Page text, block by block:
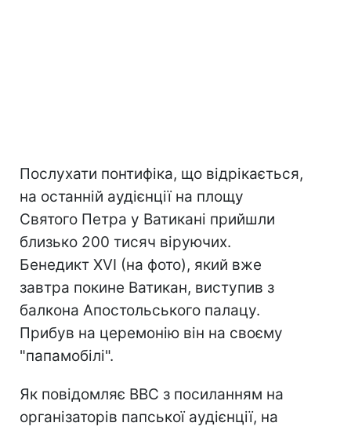
Послухати понтифіка, що відрікається,
на останній аудієнції на площу
Святого Петра у Ватикані прийшли
близько 200 тисяч віруючих.
Бенедикт XVI (на фото), який вже
завтра покине Ватикан, виступив з
балкона Апостольського палацу.
Прибув на церемонію він на своєму
"папамобілі".
Як повідомляє ВВС з посиланням на
організаторів папської аудієнції, на